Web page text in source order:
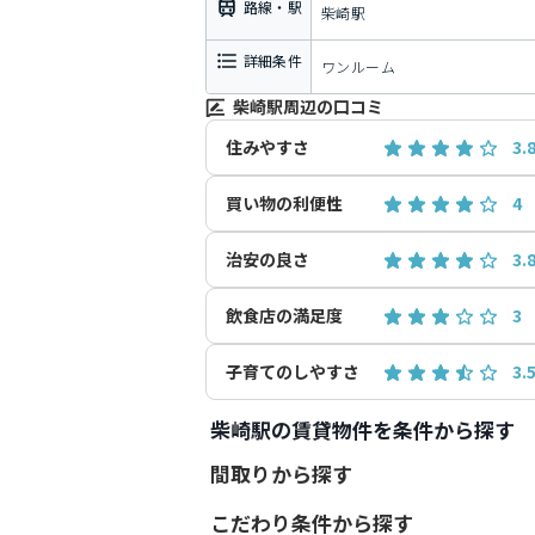
路線・駅 柴崎駅
詳細条件 ワンルーム
柴崎駅周辺の口コミ
住みやすさ
3.8
買い物の利便性 4
治安の良さ 3.8
飲食店の満足度 3
子育てのしやすさ 3.5
柴崎駅の賃貸物件を条件から探す
間取りから探す
こだわり条件から探す